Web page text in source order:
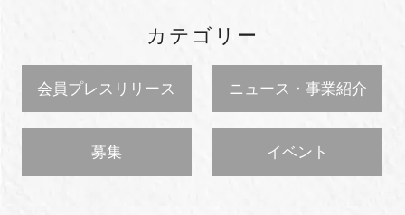
カテゴリー
会員プレスリリース ニュース・事業紹介
募集 イベント